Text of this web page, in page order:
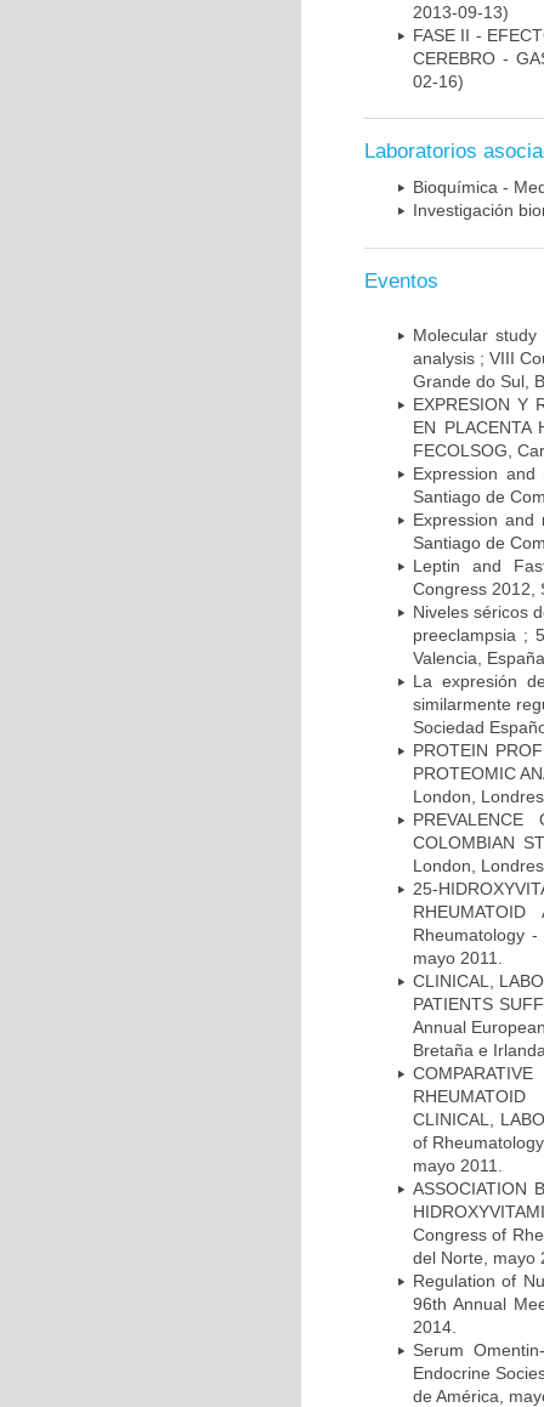
2013-09-13)
FASE II -
CEREBRO -
02-16)
Laboratorios
Bioquímica -
Investigación
Eventos
Molecular
analysis ; VIII
Grande do Sul,
EXPRESION Y
EN
FECOLSOG,
Expression
Santiago de
Expression
Santiago de
Leptin and
Congress 2012,
Niveles séricos
preeclampsia ;
Valencia,
La expresión
similarmente
Sociedad
PROTEIN
PROTEOMIC
London,
COLOMBIAN
London,
25-
Rheumatology
mayo 2011.
CLINICAL,
PATIENTS
Annual
Bretaña e
CLINICAL,
of
mayo 2011.
ASSOCIATION
Congress of
del Norte, mayo
Regulation of
96th Annual
2014.
Serum
Endocrine
de América,